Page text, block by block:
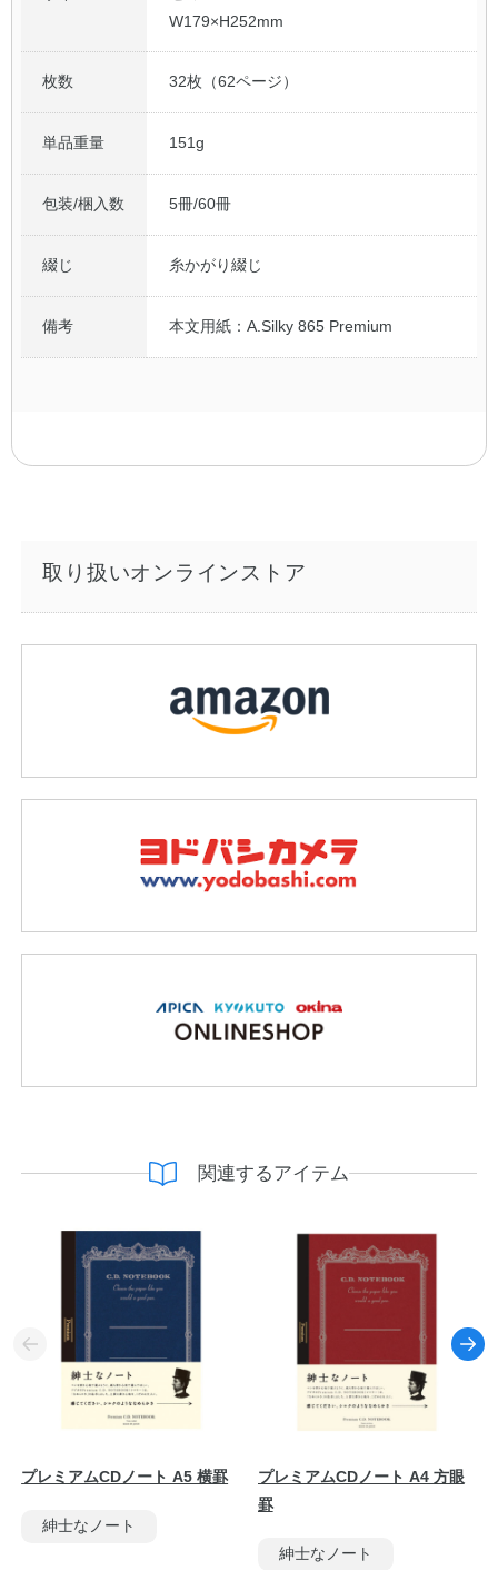
W179×H252mm
枚数 32枚（62ページ）
単品重量 151g
包装/梱入数 5冊/60冊
綴じ 糸かがり綴じ
備考 本文用紙：A.Silky 865 Premium
取り扱いオンラインストア
関連するアイテム
プレミアムCDノート A5 横罫
紳士なノート
プレミアムCDノート A4 方眼
罫
紳士なノート